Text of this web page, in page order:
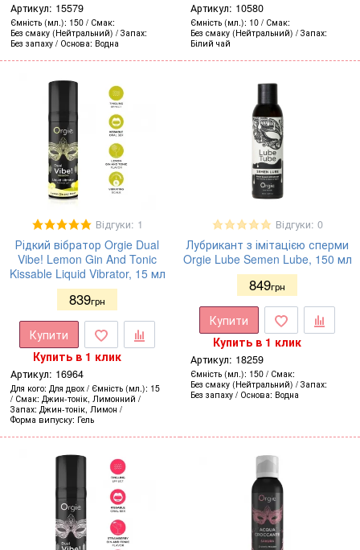
Артикул: 15579
Ємність (мл.) 150
Смак
Без смаку (Нейтральний)
Запах
Без запаху
Основа Водна
Артикул: 10580
Ємність (мл.) 10
Смак
Без смаку (Нейтральний)
Запах
Білий чай
Відгуки: 1
Рідкий вібратор Orgie Dual
Vibe! Lemon Gin And Tonic
Kissable Liquid Vibrator, 15 мл
839грн
Купити
Купить в 1 клик
Артикул: 16964
Для кого Для двох Ємність (мл.) 15
Смак Джин-тонік, Лимонний
Запах Джин-тонік, Лимон
Форма випуску Гель
Відгуки: 0
Лубрикант з імітацією сперми
Orgie Lube Semen Lube, 150 мл
849грн
Купити
Купить в 1 клик
Артикул: 18259
Ємність (мл.) 150
Смак
Без смаку (Нейтральний)
Запах
Без запаху
Основа Водна